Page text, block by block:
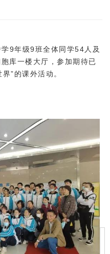
9年级9班全体同学54人及
库一楼大厅，参加期待已
”的课外活动。